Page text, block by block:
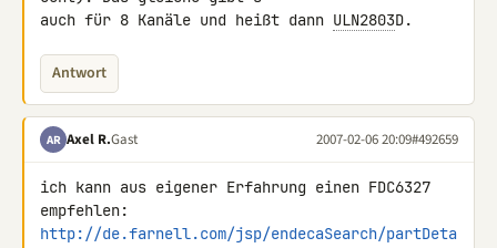
auch für 8 Kanäle und heißt dann ULN2803D.
Antwort
AR Axel R.Gast 2007-02-06 20:09#492659
ich kann aus eigener Erfahrung einen FDC6327
http://de.farnell.com/jsp/endecaSearch/partDeta